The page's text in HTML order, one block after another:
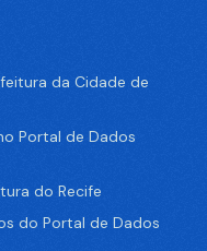
da Cidade de
Portal de Dados
do Recife
do Portal de Dados